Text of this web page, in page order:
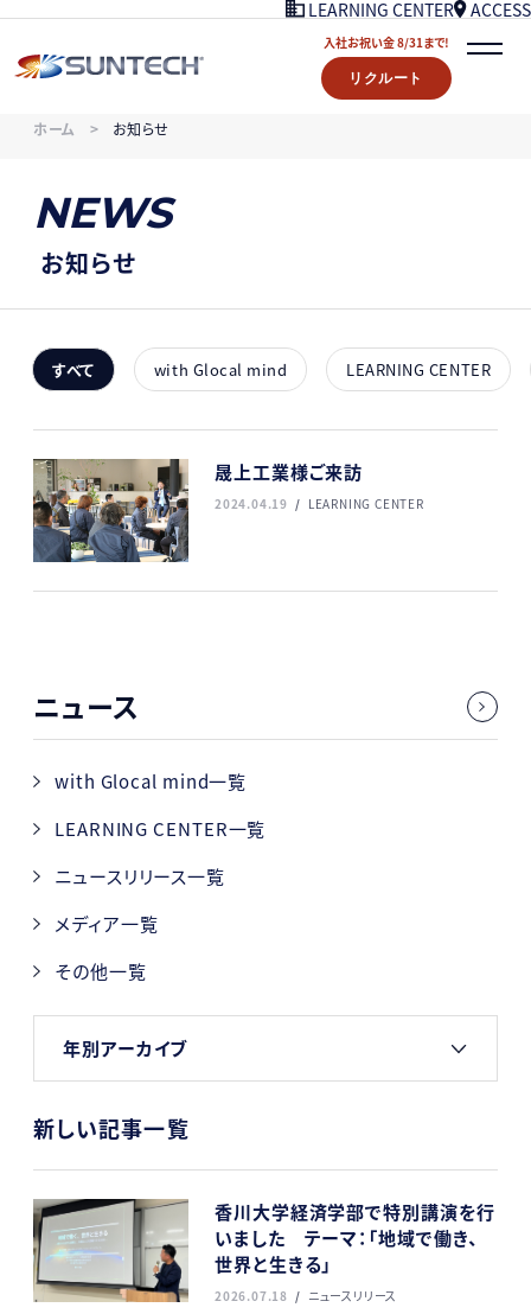
LEARNING CENTER ACCESS
入社お祝い金 8/31まで!
リクルート
STORY
LEARNING CENTER
入社お祝い金プレゼント 8/31まで！
リクルート
ホーム お知らせ
NEWS
お知らせ
すべて with Glocal mind LEARNING CENTER
晟上工業様ご来訪
2024.04.19 LEARNING CENTER
ニュース
with Glocal mind一覧
LEARNING CENTER一覧
ニュースリリース一覧
メディア一覧
その他一覧
年別アーカイブ
新しい記事一覧
香川大学経済学部で特別講演を行
いました テーマ：「地域で働き、
世界と生きる」
2026.07.18 ニュースリリース